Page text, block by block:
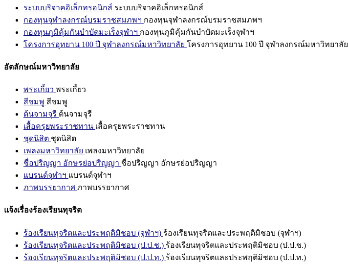
ระบบบริจาคอิเล็กทรอนิกส์ ระบบบริจาคอิเล็กทรอนิกส์
กองทุนจุฬาลงกรณ์บรมราชสมภพฯ กองทุนจุฬาลงกรณ์บรมราชสมภพฯ
กองทุนภูมิคุ้มกันบำบัดมะเร็งจุฬาฯ กองทุนภูมิคุ้มกันบำบัดมะเร็งจุฬาฯ
โครงการอุทยาน 100 ปี จุฬาลงกรณ์มหาวิทยาลัย โครงการอุทยาน 100 ปี จุฬาลงกรณ์มหาวิทยาลัย
อัตลักษณ์มหาวิทยาลัย
พระเกี้ยว พระเกี้ยว
สีชมพู สีชมพู
ต้นจามจุรี ต้นจามจุรี
เสื้อครุยพระราชทาน เสื้อครุยพระราชทาน
ชุดนิสิต ชุดนิสิต
เพลงมหาวิทยาลัย เพลงมหาวิทยาลัย
ชื่อปริญญา อักษรย่อปริญญา ชื่อปริญญา อักษรย่อปริญญา
แบรนด์จุฬาฯ แบรนด์จุฬาฯ
ภาพบรรยากาศ ภาพบรรยากาศ
แจ้งเรื่องร้องเรียนทุจริต
ร้องเรียนทุจริตและประพฤติมิชอบ (จุฬาฯ) ร้องเรียนทุจริตและประพฤติมิชอบ (จุฬาฯ)
ร้องเรียนทุจริตและประพฤติมิชอบ (ป.ป.ช.) ร้องเรียนทุจริตและประพฤติมิชอบ (ป.ป.ช.)
ร้องเรียนทุจริตและประพฤติมิชอบ (ป.ป.ท.) ร้องเรียนทุจริตและประพฤติมิชอบ (ป.ป.ท.)